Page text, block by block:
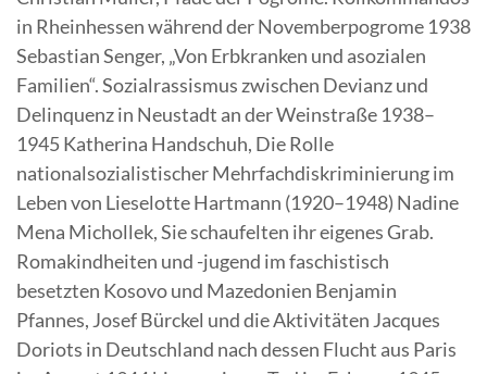
in Rheinhessen während der Novemberpogrome 1938
Sebastian Senger, „Von Erbkranken und asozialen
Familien“. Sozialrassismus zwischen Devianz und
Delinquenz in Neustadt an der Weinstraße 1938–
1945 Katherina Handschuh, Die Rolle
nationalsozialistischer Mehrfachdiskriminierung im
Leben von Lieselotte Hartmann (1920–1948) Nadine
Mena Michollek, Sie schaufelten ihr eigenes Grab.
Romakindheiten und -jugend im faschistisch
besetzten Kosovo und Mazedonien Benjamin
Pfannes, Josef Bürckel und die Aktivitäten Jacques
Doriots in Deutschland nach dessen Flucht aus Paris